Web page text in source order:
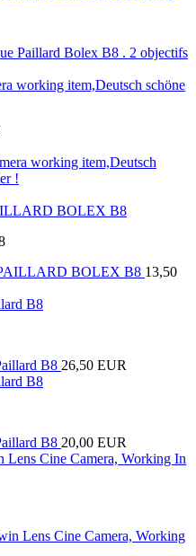
working item,Deutsch schöne
BOLEX B8
13,50
B8
26,50 EUR
B8
20,00 EUR
Cine Camera, Working In